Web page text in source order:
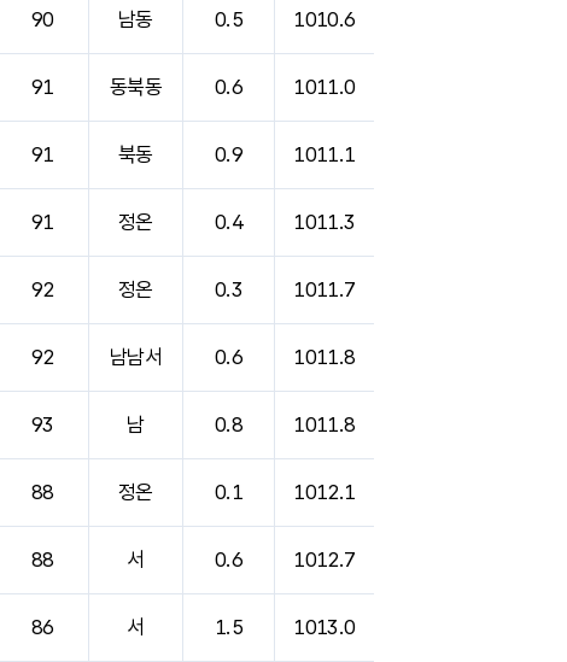
90 남동 0.5 1010.6
91 동북동 0.6 1011.0
91 북동 0.9 1011.1
91 정온 0.4 1011.3
92 정온 0.3 1011.7
92 남남서 0.6 1011.8
93 남 0.8 1011.8
88 정온 0.1 1012.1
88 서 0.6 1012.7
86 서 1.5 1013.0